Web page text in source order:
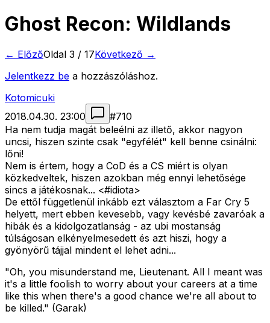
Ghost Recon: Wildlands
← ElőzőOldal 3 / 17Következő →
Jelentkezz be a hozzászóláshoz.
Kotomicuki
2018.04.30. 23:00
#710
Ha nem tudja magát beleélni az illető, akkor nagyon
uncsi, hiszen szinte csak "egyfélét" kell benne csinálni:
lőni!
Nem is értem, hogy a CoD és a CS miért is olyan
közkedveltek, hiszen azokban még ennyi lehetősége
sincs a játékosnak... <#idiota>
De ettől függetlenül inkább ezt választom a Far Cry 5
helyett, mert ebben kevesebb, vagy kevésbé zavaróak a
hibák és a kidolgozatlanság - az ubi mostanság
túlságosan elkényelmesedett és azt hiszi, hogy a
gyönyörű tájjal mindent el lehet adni...
"Oh, you misunderstand me, Lieutenant. All I meant was
it's a little foolish to worry about your careers at a time
like this when there's a good chance we're all about to
be killed." (Garak)